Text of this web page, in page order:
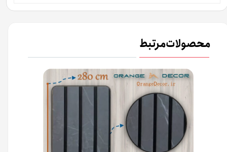
محصولات مرتبط